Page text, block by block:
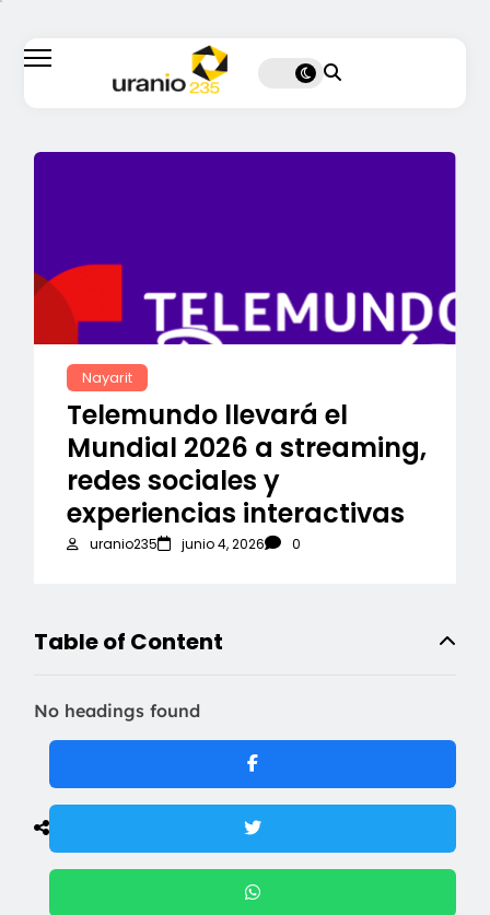
Nayarit
Telemundo llevará el
Mundial 2026 a streaming,
redes sociales y
experiencias interactivas
uranio235 junio 4, 2026 0
Table of Content
No headings found